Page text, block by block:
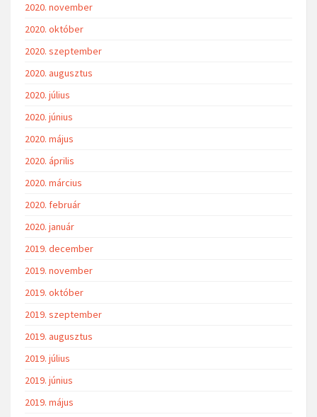
2020. november
2020. október
2020. szeptember
2020. augusztus
2020. július
2020. június
2020. május
2020. április
2020. március
2020. február
2020. január
2019. december
2019. november
2019. október
2019. szeptember
2019. augusztus
2019. július
2019. június
2019. május